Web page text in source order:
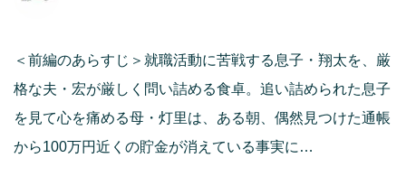
＜前編のあらすじ＞就職活動に苦戦する息子・翔太を、厳
格な夫・宏が厳しく問い詰める食卓。追い詰められた息子
を見て心を痛める母・灯里は、ある朝、偶然見つけた通帳
から100万円近くの貯金が消えている事実に…